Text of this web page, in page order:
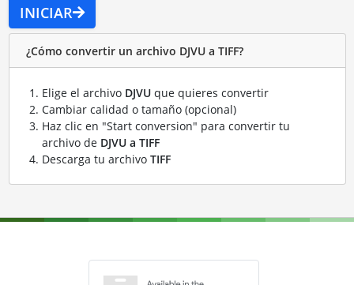
INICIAR
¿Cómo convertir un archivo DJVU a TIFF?
Elige el archivo DJVUque quieres convertir
Cambiar calidad o tamaño (opcional)
Haz clic en "Start conversion" para convertir tu
archivo de DJVU a TIFF
Descarga tu archivo TIFF